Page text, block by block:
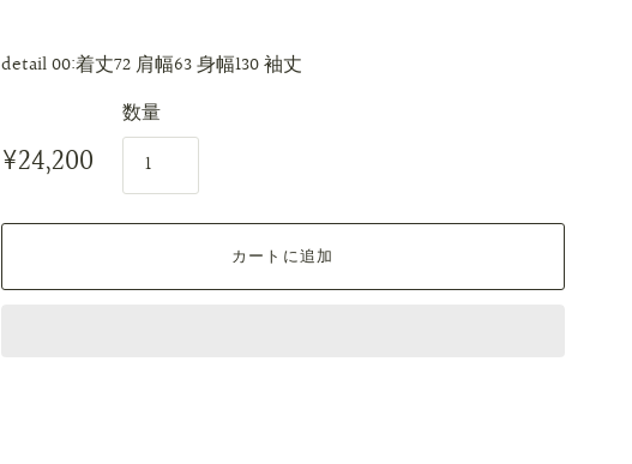
detail00:着丈72 肩幅63 身幅130 袖丈
¥24,200
数量
カートに追加